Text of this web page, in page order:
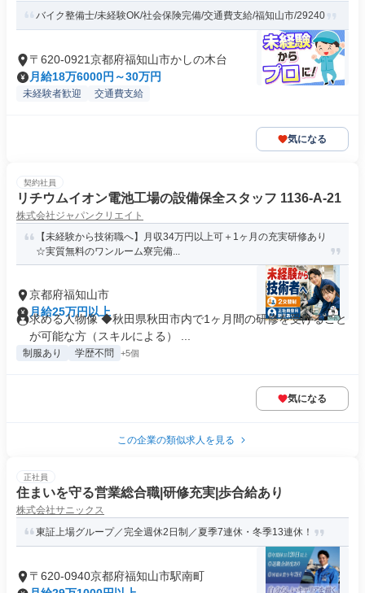
バイク整備士/未経験OK/社会保険完備/交通費支給/福知山市/29240
〒620-0921京都府福知山市かしの木台
月給18万6000円～30万円
未経験者歓迎 交通費支給
気になる
契約社員
リチウムイオン電池工場の設備保全スタッフ 1136-A-21
株式会社ジャパンクリエイト
【未経験から技術職へ】月収34万円以上可＋1ヶ月の充実研修あり
☆実質無料のワンルーム寮完備...
京都府福知山市
月給25万円以上
求める人物像 ◆秋田県秋田市内で1ヶ月間の研修を受けること
が可能な方（スキルによる） ...
制服あり 学歴不問 +5個
気になる
この企業の類似求人を見る
正社員
住まいを守る営業総合職|研修充実|歩合給あり
株式会社サニックス
東証上場グループ／完全週休2日制／夏季7連休・冬季13連休！
〒620-0940京都府福知山市駅南町